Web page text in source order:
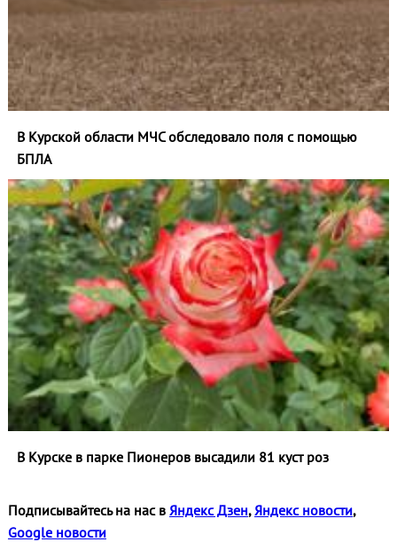
В Курской области МЧС обследовало поля с помощью
БПЛА
В Курске в парке Пионеров высадили 81 куст роз
Подписывайтесь на нас в Яндекс Дзен, Яндекс новости,
Google новости